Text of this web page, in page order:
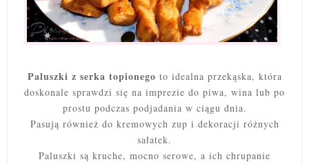
Paluszki z serka topionego to idealna przekąska, która
doskonale sprawdzi się na imprezie do piwa, wina lub po
prostu podczas podjadania w ciągu dnia.
Pasują również do kremowych zup i dekoracji różnych
sałatek.
Paluszki są kruche, mocno serowe, a ich chrupanie